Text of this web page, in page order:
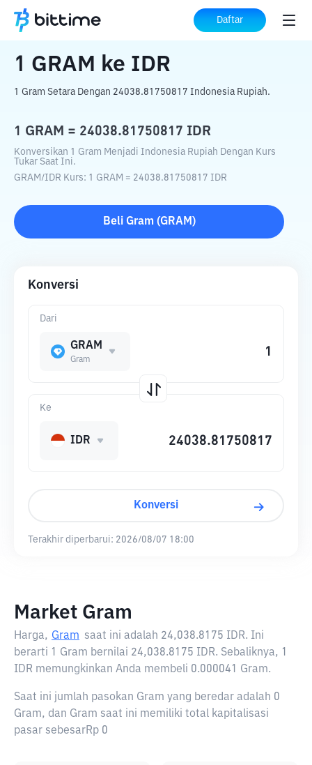
Daftar
Beranda Konverter Kripto GRAM IDR
1 GRAM ke IDR
1 Gram Setara Dengan 24038.81750817 Indonesia Rupiah.
1 GRAM = 24038.81750817 IDR
Konversikan 1 Gram Menjadi Indonesia Rupiah Dengan Kurs
Tukar Saat Ini.
GRAM/IDR Kurs: 1 GRAM = 24038.81750817 IDR
Beli Gram(GRAM )
Konversi
Dari
GRAM
Gram
Ke
IDR
Konversi
Terakhir diperbarui: 2026/08/07 18:00
Market Gram
Harga, Gram saat ini adalah 24,038.8175 IDR. Ini
berarti 1 Gram bernilai 24,038.8175 IDR. Sebaliknya, 1
IDR memungkinkan Anda membeli 0.000041 Gram.
Saat ini jumlah pasokan Gram yang beredar adalah 0
Gram, dan Gram saat ini memiliki total kapitalisasi
pasar sebesarRp 0